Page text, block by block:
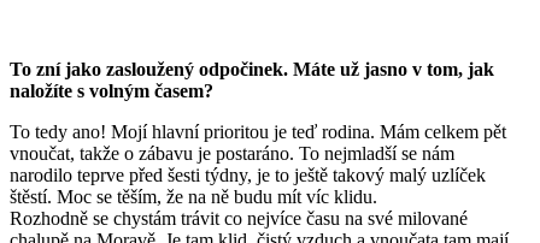
To zní jako zasloužený odpočinek. Máte už jasno v tom, jak
naložíte s volným časem?
To tedy ano! Mojí hlavní prioritou je teď rodina. Mám celkem pět
vnoučat, takže o zábavu je postaráno. To nejmladší se nám
narodilo teprve před šesti týdny, je to ještě takový malý uzlíček
štěstí. Moc se těším, že na ně budu mít víc klidu.
Rozhodně se chystám trávit co nejvíce času na své milované